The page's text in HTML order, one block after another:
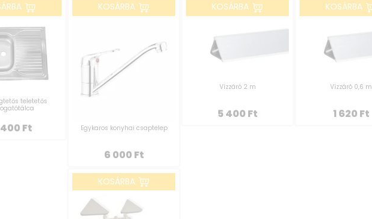
teletetős
Ft
KOSÁRBA
Egykaros konyhai csaptelep
6 000 Ft
KOSÁRBA
Vízzáró 2 m
5 400 Ft
KOSÁRBA
Vízzáró 0,6 m
1 620 Ft
KOSÁRBA